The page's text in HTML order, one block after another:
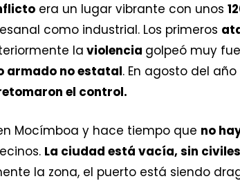
era un lugar vibrante con unos
como industrial. Los primeros
la violencia golpeó muy
armado no estatal. En agosto del
el control.
Mocímboa y hace tiempo que no
La ciudad está vacía, sin
la zona, el puerto está siendo